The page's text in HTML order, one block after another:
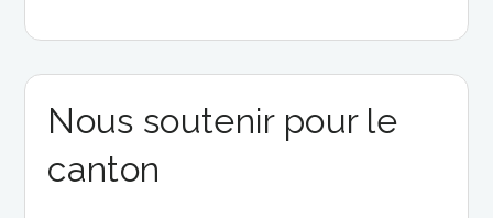
Nous soutenir pour le
canton